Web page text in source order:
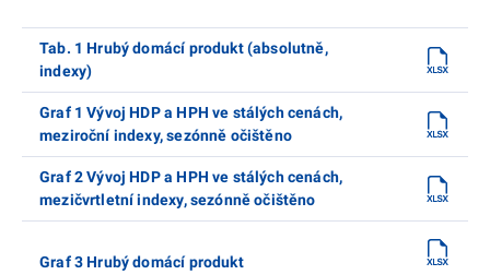
Tab. 1 Hrubý domácí produkt (absolutně,
indexy)
Graf 1 Vývoj HDP a HPH ve stálých cenách,
meziroční indexy, sezónně očištěno
Graf 2 Vývoj HDP a HPH ve stálých cenách,
mezičvrtletní indexy, sezónně očištěno
Graf 3 Hrubý domácí produkt